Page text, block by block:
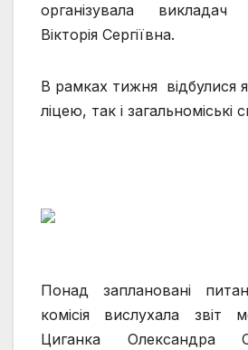
організувала викладач
Вікторія Сергіївна.
В рамках тижня відбулися
ліцею, так і загальноміські
Понад заплановані
комісія вислухала звіт
Циганка Олександра